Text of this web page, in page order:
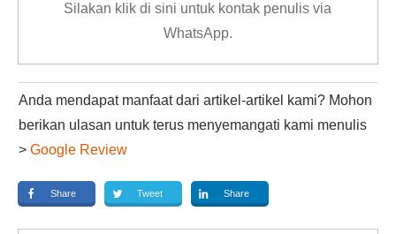
Silakan klikdi sini untuk kontak penulis via
WhatsApp.
Anda mendapat manfaat dari artikel-artikel kami? Mohon
berikan ulasan untuk terus menyemangati kami menulis
> Google Review
Share Tweet Share